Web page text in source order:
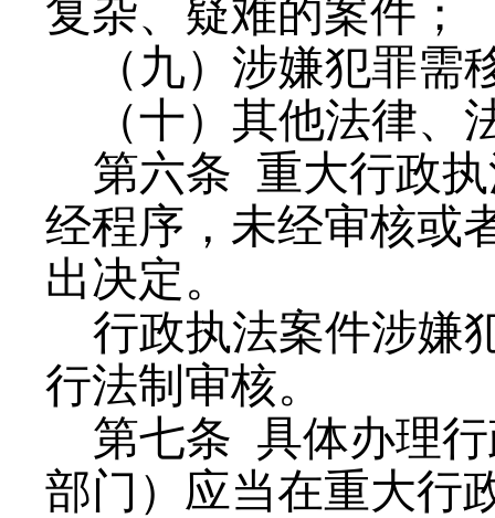
复杂、疑难的案件；
（九）涉嫌犯罪
（十）其他法律
第六条 重大行政
经程序，未经审核或
出决定。
行政执法案件涉嫌
行法制审核。
第七条 具体办理
部门）应当在重大行